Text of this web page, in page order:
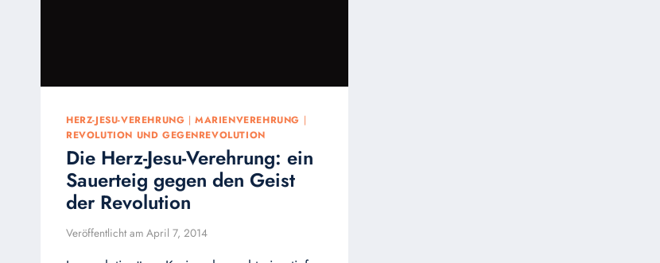
HERZ-JESU-VEREHRUNG |MARIENVEREHRUNG |
REVOLUTION UND GEGENREVOLUTION
Die Herz-Jesu-Verehrung: ein
Sauerteig gegen den Geist
der Revolution
Veröffentlicht am April 7, 2014